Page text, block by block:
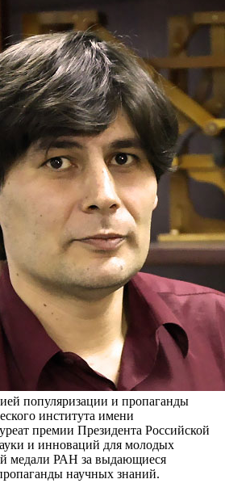
популяризации и пропаганды
института имени
премии Президента Российской
и инноваций для молодых
медали РАН за выдающиеся
научных знаний.